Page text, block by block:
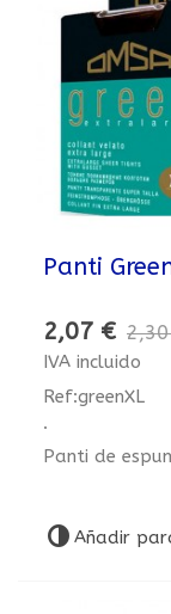
Panti
2,07 €
IVA incluido
Ref:greenXL
.
Panti de
Añadir